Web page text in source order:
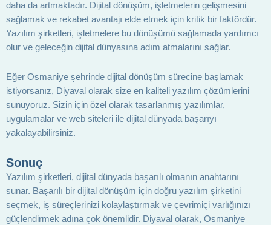
daha da artmaktadır. Dijital dönüşüm, işletmelerin gelişmesini
sağlamak ve rekabet avantajı elde etmek için kritik bir faktördür.
Yazılım şirketleri, işletmelere bu dönüşümü sağlamada yardımcı
olur ve geleceğin dijital dünyasına adım atmalarını sağlar.
Eğer Osmaniye şehrinde dijital dönüşüm sürecine başlamak
istiyorsanız, Diyaval olarak size en kaliteli yazılım çözümlerini
sunuyoruz. Sizin için özel olarak tasarlanmış yazılımlar,
uygulamalar ve web siteleri ile dijital dünyada başarıyı
yakalayabilirsiniz.
Sonuç
Yazılım şirketleri, dijital dünyada başarılı olmanın anahtarını
sunar. Başarılı bir dijital dönüşüm için doğru yazılım şirketini
seçmek, iş süreçlerinizi kolaylaştırmak ve çevrimiçi varlığınızı
güçlendirmek adına çok önemlidir. Diyaval olarak, Osmaniye